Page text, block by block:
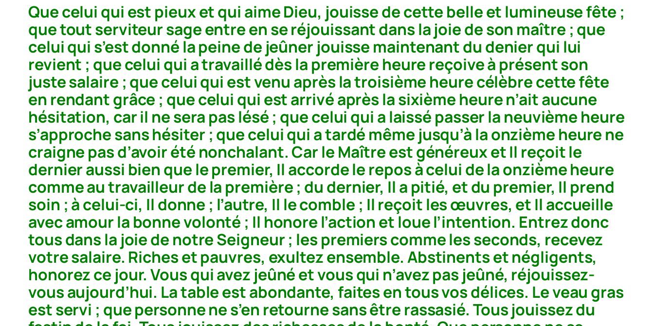
Que celui qui est pieux et qui aime Dieu, jouisse de cette belle et lumineuse fête ;
que tout serviteur sage entre en se réjouissant dans la joie de son maître ; que
celui qui s’est donné la peine de jeûner jouisse maintenant du denier qui lui
revient ; que celui qui a travaillé dès la première heure reçoive à présent son
juste salaire ; que celui qui est venu après la troisième heure célèbre cette fête
en rendant grâce ; que celui qui est arrivé après la sixième heure n’ait aucune
hésitation, car il ne sera pas lésé ; que celui qui a laissé passer la neuvième heure
s’approche sans hésiter ; que celui qui a tardé même jusqu’à la onzième heure ne
craigne pas d’avoir été nonchalant. Car le Maître est généreux et Il reçoit le
dernier aussi bien que le premier, Il accorde le repos à celui de la onzième heure
comme au travailleur de la première ; du dernier, Il a pitié, et du premier, Il prend
soin ; à celui-ci, Il donne ; l’autre, Il le comble ; Il reçoit les œuvres, et Il accueille
avec amour la bonne volonté ; Il honore l’action et loue l’intention. Entrez donc
tous dans la joie de notre Seigneur ; les premiers comme les seconds, recevez
votre salaire. Riches et pauvres, exultez ensemble. Abstinents et négligents,
honorez ce jour. Vous qui avez jeûné et vous qui n’avez pas jeûné, réjouissez-
vous aujourd’hui. La table est abondante, faites en tous vos délices. Le veau gras
est servi ; que personne ne s’en retourne sans être rassasié. Tous jouissez du